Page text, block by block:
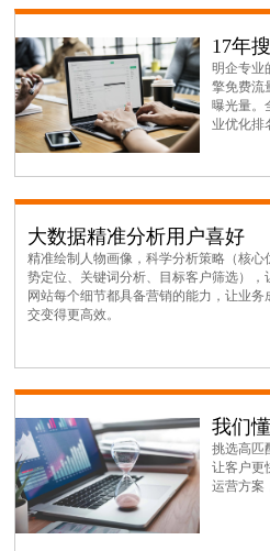
17年
明企专业
擎免费流
曝光量。
业优化排
大数据精准分析用户喜好
精准绘制人物画像，科学分析策略（核心
势定位、关键词分析、目标客户筛选），
网站每个细节都具备营销的能力，让业务
交变得更高效。
我们
挑选高匹
让客户更
运营方案